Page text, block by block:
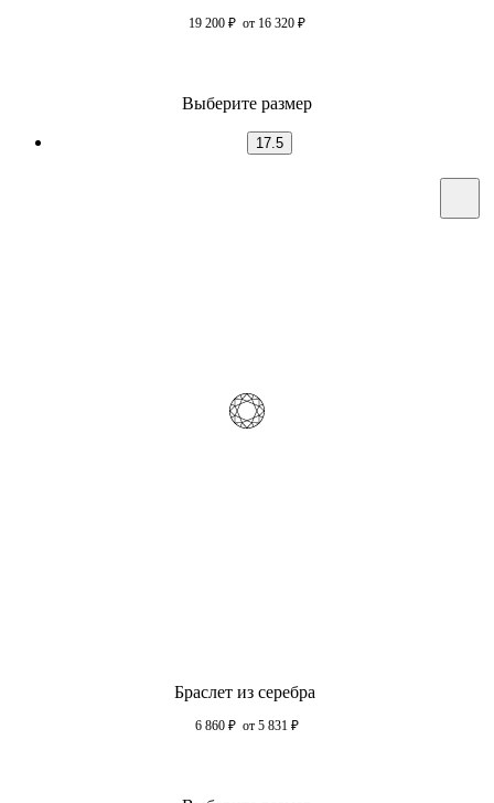
19 200 ₽ от 16 320 ₽
Выберите размер
17.5
Браслет из серебра
6 860 ₽ от 5 831 ₽